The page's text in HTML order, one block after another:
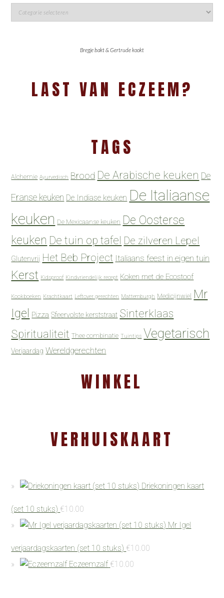
Bregje bakt & Gertrude kookt
LAST VAN ECZEEM?
TAGS
Alchemie Ayurvedisch Brood De Arabische keuken De
Franse keuken De Indiase keuken De Italiaanse
keuken De Mexicaanse keuken De Oosterse
keuken De tuin op tafel De zilveren Lepel
Glutenvrij Het Beb Project Italiaans feest in eigen tuin
Kerst Kidsproof Kindvriendelijk recept Koken met de Ecostoof
Kookboeken Krachtkaart Leftover gerechten Mattemburgh Medicijnwiel Mr
Igel
Pizza Sfeervolste kerststraat Sinterklaas
Spiritualiteit Thee combinatie Tuintips Vegetarisch
Verjaardag Wereldgerechten
WINKEL
VERHUISKAART
Driekoningen kaart
(set 10 stuks) €10.00
Mr Igel
verjaardagskaarten (set 10 stuks) €10.00
Eczeemzalf €10.00